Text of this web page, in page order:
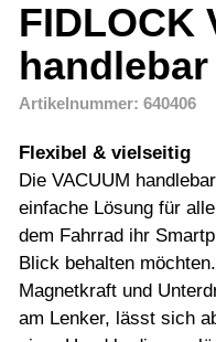
FIDLOCK
Artikelnummer: 640406
Flexibel & vielseitig
Die VACUUM
einfache Lösung für
dem Fahrrad ihr
Blick behalten
Magnetkraft und
am Lenker, lässt sich